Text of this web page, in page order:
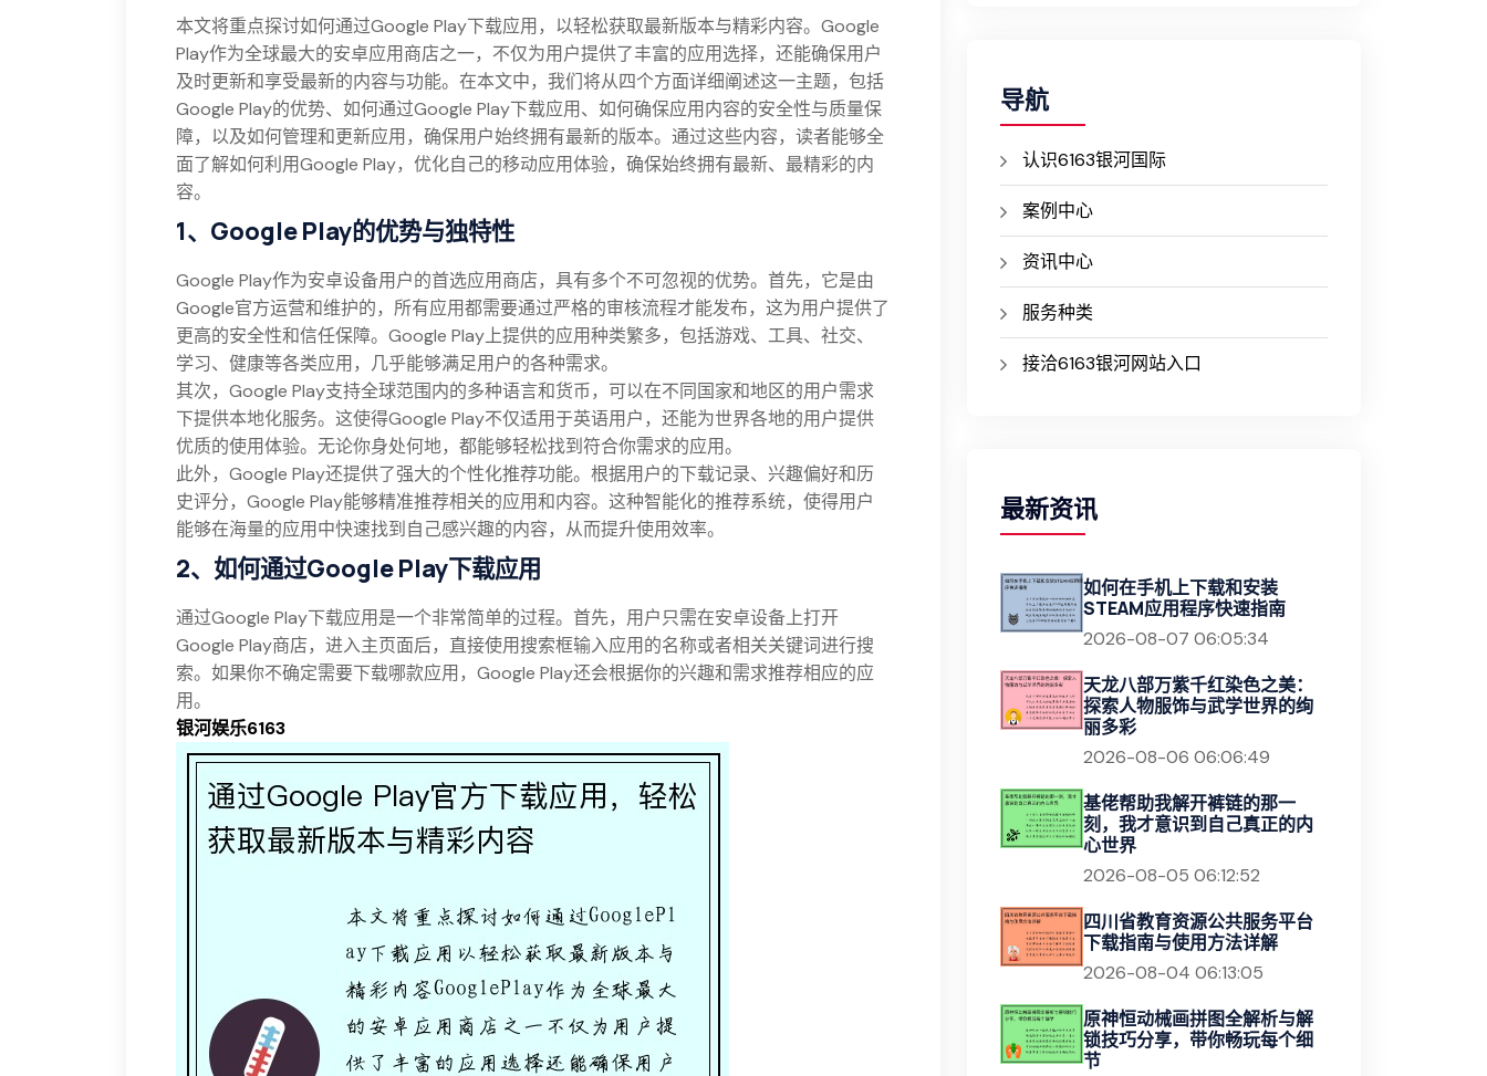
本文将重点探讨如何通过Google Play下载应用，以轻松获取最新版本与精彩内容。Google
Play作为全球最大的安卓应用商店之一，不仅为用户提供了丰富的应用选择，还能确保用户
及时更新和享受最新的内容与功能。在本文中，我们将从四个方面详细阐述这一主题，包括
Google Play的优势、如何通过Google Play下载应用、如何确保应用内容的安全性与质量保
障，以及如何管理和更新应用，确保用户始终拥有最新的版本。通过这些内容，读者能够全
面了解如何利用Google Play，优化自己的移动应用体验，确保始终拥有最新、最精彩的内
容。
1、Google Play的优势与独特性
Google Play作为安卓设备用户的首选应用商店，具有多个不可忽视的优势。首先，它是由
Google官方运营和维护的，所有应用都需要通过严格的审核流程才能发布，这为用户提供了
更高的安全性和信任保障。Google Play上提供的应用种类繁多，包括游戏、工具、社交、
学习、健康等各类应用，几乎能够满足用户的各种需求。
其次，Google Play支持全球范围内的多种语言和货币，可以在不同国家和地区的用户需求
下提供本地化服务。这使得Google Play不仅适用于英语用户，还能为世界各地的用户提供
优质的使用体验。无论你身处何地，都能够轻松找到符合你需求的应用。
此外，Google Play还提供了强大的个性化推荐功能。根据用户的下载记录、兴趣偏好和历
史评分，Google Play能够精准推荐相关的应用和内容。这种智能化的推荐系统，使得用户
能够在海量的应用中快速找到自己感兴趣的内容，从而提升使用效率。
2、如何通过Google Play下载应用
通过Google Play下载应用是一个非常简单的过程。首先，用户只需在安卓设备上打开
Google Play商店，进入主页面后，直接使用搜索框输入应用的名称或者相关关键词进行搜
索。如果你不确定需要下载哪款应用，Google Play还会根据你的兴趣和需求推荐相应的应
用。
银河娱乐6163
导航
认识6163银河国际
案例中心
资讯中心
服务种类
接洽6163银河网站入口
最新资讯
如何在手机上下载和安装
STEAM应用程序快速指南
2026-08-07 06:05:34
天龙八部万紫千红染色之美：
探索人物服饰与武学世界的绚
丽多彩
2026-08-06 06:06:49
基佬帮助我解开裤链的那一
刻，我才意识到自己真正的内
心世界
2026-08-05 06:12:52
四川省教育资源公共服务平台
下载指南与使用方法详解
2026-08-04 06:13:05
原神恒动械画拼图全解析与解
锁技巧分享，带你畅玩每个细
节